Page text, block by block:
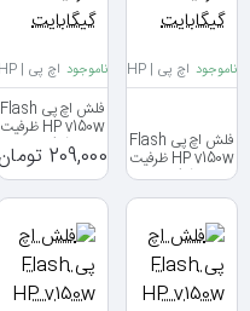
ناموجود اچ پی | HP
فلش اچ پی Flash
HP v150w ظرفیت
128 گیگابایت
ناموجود اچ پی | HP
فلش اچ پی Flash
HP v150w ظرفیت
16 گیگابایت
209,000 تومان